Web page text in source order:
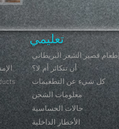
تعليمي
معلومات الشحن
كل شيء عن التطعيمات
إطعام قصير الشعر البريطاني
أن تتكاثر أم لا؟
حالات الحساسية
الأخطار الداخلية